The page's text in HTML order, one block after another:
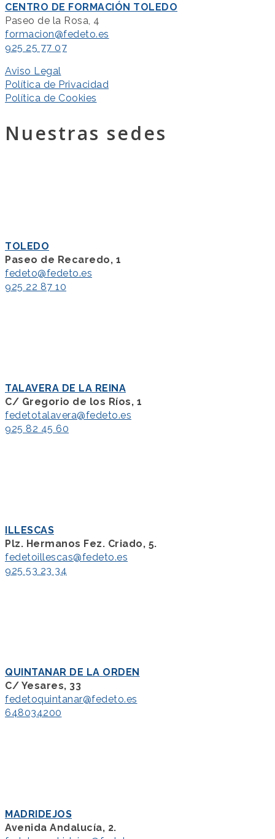
CENTRO DE FORMACIÓN TOLEDO
Paseo de la Rosa, 4
formacion@fedeto.es
925 25 77 07
Aviso Legal
Política de Privacidad
Política de Cookies
Nuestras sedes
TOLEDO
Paseo de Recaredo, 1
fedeto@fedeto.es
925 22 87 10
TALAVERA DE LA REINA
C/ Gregorio de los Ríos, 1
fedetotalavera@fedeto.es
925 82 45 60
ILLESCAS
Plz. Hermanos Fez. Criado, 5.
fedetoillescas@fedeto.es
925 53 23 34
QUINTANAR DE LA ORDEN
C/ Yesares, 33
fedetoquintanar@fedeto.es
648034200
MADRIDEJOS
Avenida Andalucía, 2.